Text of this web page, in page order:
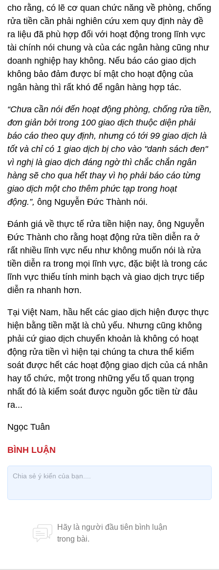
cho rằng, có lẽ cơ quan chức năng về phòng, chống
rửa tiền cần phải nghiên cứu xem quy định này đề
ra liệu đã phù hợp đối với hoạt động trong lĩnh vực
tài chính nói chung và của các ngân hàng cũng như
doanh nghiệp hay không. Nếu báo cáo giao dịch
không bảo đảm được bí mật cho hoạt động của
ngân hàng thì rất khó để ngân hàng hợp tác.
“Chưa cần nói đến hoạt động phòng, chống rửa tiền,
đơn giản bởi trong 100 giao dịch thuộc diện phải
báo cáo theo quy định, nhưng có tới 99 giao dịch là
tốt và chỉ có 1 giao dịch bị cho vào "danh sách đen"
vì nghị là giao dịch đáng ngờ thì chắc chắn ngân
hàng sẽ cho qua hết thay vì họ phải báo cáo từng
giao dịch một cho thêm phức tạp trong hoạt
động.”, ông Nguyễn Đức Thành nói.
Đánh giá về thực tế rửa tiền hiện nay, ông Nguyễn
Đức Thành cho rằng hoạt động rửa tiền diễn ra ở
rất nhiều lĩnh vực nếu như không muốn nói là rửa
tiền diễn ra trong mọi lĩnh vực, đặc biệt là trong các
lĩnh vực thiếu tính minh bạch và giao dịch trực tiếp
diễn ra nhanh hơn.
Tại Việt Nam, hầu hết các giao dịch hiện được thực
hiện bằng tiền mặt là chủ yếu. Nhưng cũng không
phải cứ giao dịch chuyển khoản là không có hoạt
động rửa tiền vì hiện tại chúng ta chưa thể kiểm
soát được hết các hoạt động giao dịch của cá nhân
hay tổ chức, một trong những yếu tố quan trọng
nhất đó là kiểm soát được nguồn gốc tiền từ đâu
ra...
Ngọc Tuân